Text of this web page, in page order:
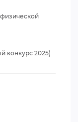
конкурс 2025)